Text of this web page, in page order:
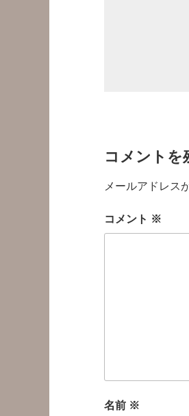
コメントを
メールアドレス
コメント ※
名前 ※